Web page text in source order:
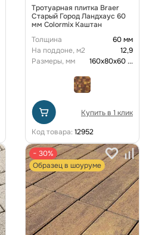
Тротуарная плитка Braer
Старый Город Ландхаус 60
мм Colormix Каштан
Толщина
60 мм
На поддоне, м2
12,9
Размеры, мм
160х80х60...
Купить в 1 клик
Код товара: 12952
− 30%
Образец в шоуруме